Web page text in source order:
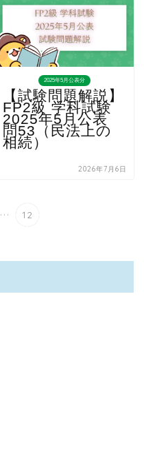
2025年5月公表分
【試験問題解説】
FP2級 学科試験
2025年5月公表
問53（民法上の
相続）
2026年7月6日
... 12